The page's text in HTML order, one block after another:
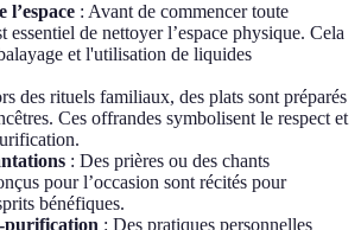
l’espace : Avant de commencer toute
essentiel de nettoyer l’espace physique. Cela
et l'utilisation de liquides
des rituels familiaux, des plats sont préparés
Ces offrandes symbolisent le respect et
: Des prières ou des chants
pour l’occasion sont récités pour
bénéfiques.
purification : Des pratiques personnelles